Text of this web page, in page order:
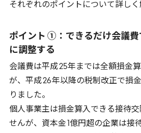
それぞれのポイントについて詳しく
ポイント ①：できるだけ会議費
に調整する
会議費は平成25年までは全額損金
が、平成26年以降の税制改正で損
りました。
個人事業主は損金算入できる接待
せんが、資本金 1億円超の企業は接